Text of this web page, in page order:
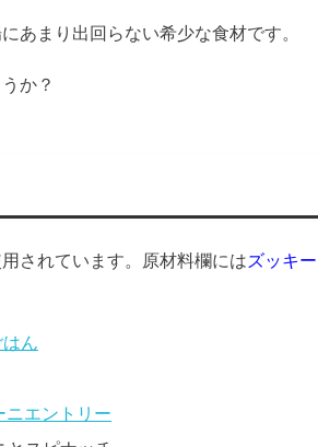
あまり出回らない希少な食材です。
か？
されています。原材料欄にはズッキー
ん
ニエントリー